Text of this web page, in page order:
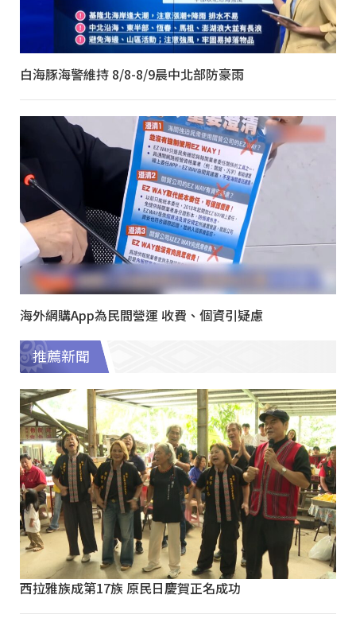
白海豚海警維持 8/8-8/9晨中北部防豪雨
海外網購App為民間營運 收費、個資引疑慮
推薦新聞
西拉雅族成第17族 原民日慶賀正名成功